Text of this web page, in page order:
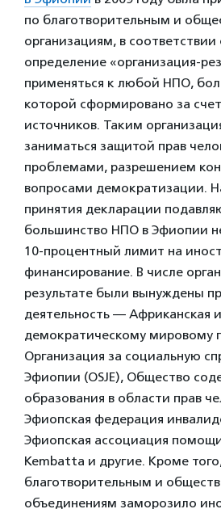
по благотворительным и
организациям, в соответствии
определение «организация-
применяться к любой НПО,
которой сформировано за
источников. Таким
заниматься защитой прав
проблемами, разрешением
вопросами демократизации.
принятия декларации
большинство НПО в Эфиопии
10-процентный лимит на
финансирование. В числе
результате были вынуждены
деятельность — Африканская
демократическому мировому
Организация за социальную
Эфиопии (OSJE), Общество
образования в области прав
Эфиопская федерация
Эфиопская ассоциация
Kembatta и другие. Кроме
благотворительным и
объединениям заморозило